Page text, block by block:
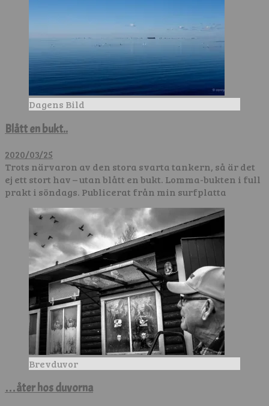
Dagens Bild
Blått en bukt..
2020/03/25
Trots närvaron av den stora svarta tankern, så är det
ej ett stort hav – utan blått en bukt. Lomma-bukten i full
prakt i söndags. Publicerat från min surfplatta
Brevduvor
…åter hos duvorna